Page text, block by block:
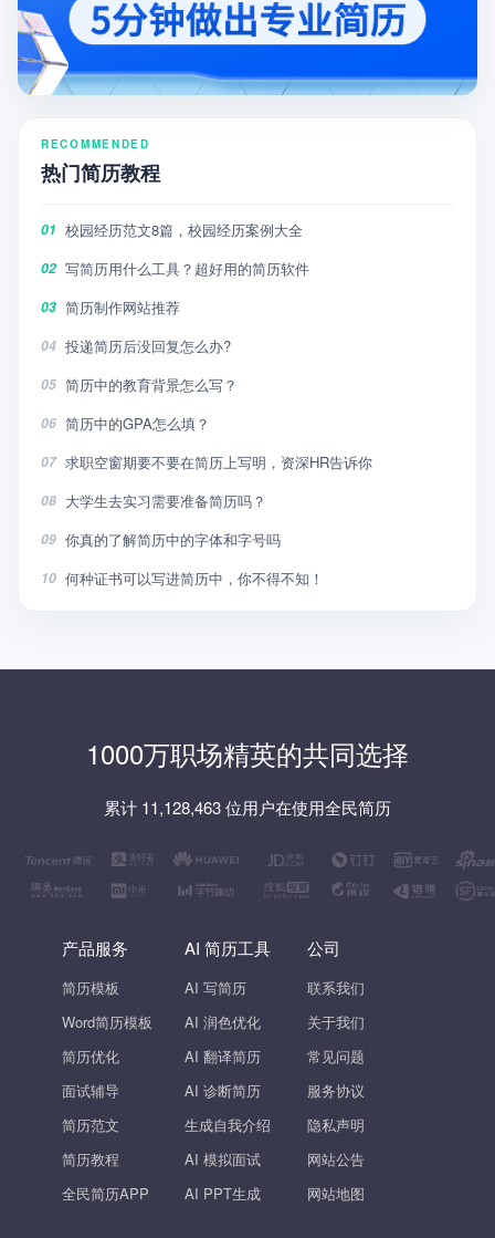
RECOMMENDED
热门简历教程
01 校园经历范文8篇，校园经历案例大全
02 写简历用什么工具？超好用的简历软件
03 简历制作网站推荐
04 投递简历后没回复怎么办?
05 简历中的教育背景怎么写？
06 简历中的GPA怎么填？
07 求职空窗期要不要在简历上写明，资深HR告诉你
08 大学生去实习需要准备简历吗？
09 你真的了解简历中的字体和字号吗
10 何种证书可以写进简历中，你不得不知！
1000万职场精英的共同选择
累计 11,128,463 位用户在使用全民简历
产品服务
简历模板
Word简历模板
简历优化
面试辅导
简历范文
简历教程
全民简历APP
AI 简历工具
AI 写简历
AI 润色优化
AI 翻译简历
AI 诊断简历
生成自我介绍
AI 模拟面试
AI PPT生成
公司
联系我们
关于我们
常见问题
服务协议
隐私声明
网站公告
网站地图